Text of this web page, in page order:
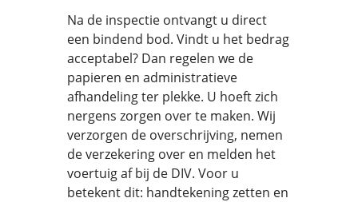
Na de inspectie ontvangt u direct
een bindend bod. Vindt u het bedrag
acceptabel? Dan regelen we de
papieren en administratieve
afhandeling ter plekke. U hoeft zich
nergens zorgen over te maken. Wij
verzorgen de overschrijving, nemen
de verzekering over en melden het
voertuig af bij de DIV. Voor u
betekent dit: handtekening zetten en